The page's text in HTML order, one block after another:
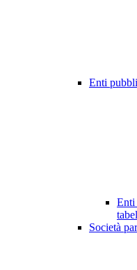
Enti
Enti
Società